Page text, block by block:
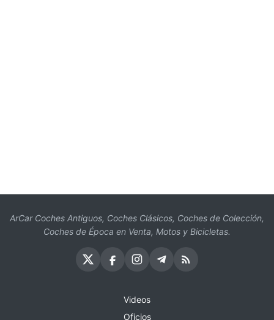
ArCar Coches Antiguos, Coches Clásicos, Coches de Colección,
Coches de Época en Venta, Motos y Bicicletas.
Videos
Oficios